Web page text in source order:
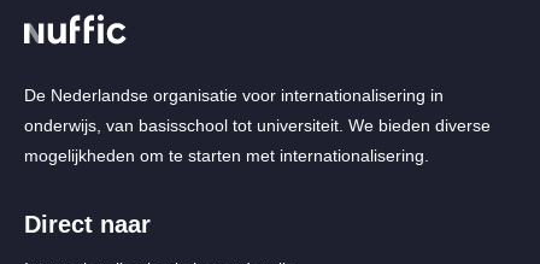
De Nederlandse organisatie voor internationalisering in
onderwijs, van basisschool tot universiteit. We bieden diverse
mogelijkheden om te starten met internationalisering.
Direct naar